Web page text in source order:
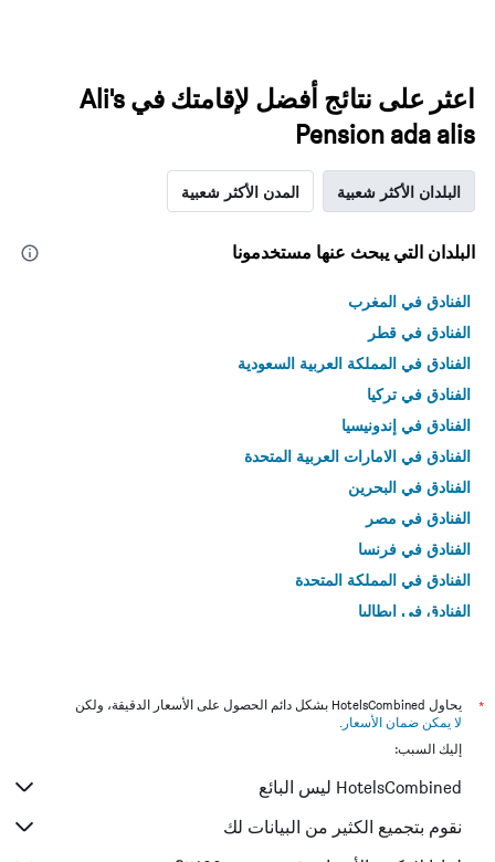
اعثر على نتائج أفضل لإقامتك في Ali's
Pension ada alis
البلدان الأكثر شعبية المدن الأكثر شعبية
البلدان التي يبحث عنها مستخدمونا
الفنادق في المغرب
الفنادق في قطر
الفنادق في المملكة العربية السعودية
الفنادق في تركيا
الفنادق في إندونيسيا
الفنادق في الامارات العربية المتحدة
الفنادق في البحرين
الفنادق في مصر
الفنادق في فرنسا
الفنادق في المملكة المتحدة
الفنادق في إيطاليا
*
يحاول HotelsCombined بشكل دائم الحصول على الأسعار الدقيقة، ولكن
لا يمكن ضمان الأسعار .
إليك السبب:
HotelsCombined ليس البائع
نقوم بتجميع الكثير من البيانات لك